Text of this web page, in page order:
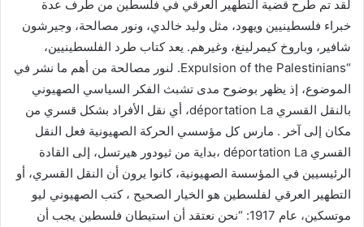
لقد تم طرح قضية التطهير العرقي في فلسطين من طرف عدة
خبراء فلسطينيين ويهود، مثل وليد خالدي، ونور مصالحة، وجيرشون
شافير، وباروخ كيمرلينغ، وغيرهم. يعد كتاب طرد الفلسطينيين،
“Expulsion of the Palestinians. لنور مصالحة من أهم ما نشر في
الموضوع، إذ يظهر بوضوح مدى تشبث الفكر السياسي الصهيوني
بالنقل القسري déportation La، أي نقل الأفراد بشكل قسري من
مكان إلى آخر . مارس كل مؤسسي الحركة الصهيونية فعل النقل
القسري déportation La ،بداية من ثيودور هيرتسل، إلى القادة
الرئيسيين في المؤسسة الصهيونية، كانوا يرون أن النقل القسري، أو
التطهير العرقي لفلسطين هو الخيار الصحيح ، كتب الصهيوني ليو
موتسكين، عام 1917: “نحن نعتقد أن استيطان فلسطين يجب أن